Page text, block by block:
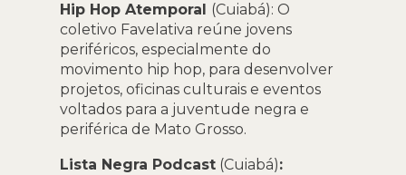
Hip Hop Atemporal (Cuiabá): O
coletivo Favelativa reúne jovens
periféricos, especialmente do
movimento hip hop, para desenvolver
projetos, oficinas culturais e eventos
voltados para a juventude negra e
periférica de Mato Grosso.
Lista Negra Podcast (Cuiabá):